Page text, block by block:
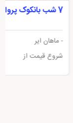
7 شب بانکوک پرواز ماهان
- ماهان ایر
شروع قیمت از